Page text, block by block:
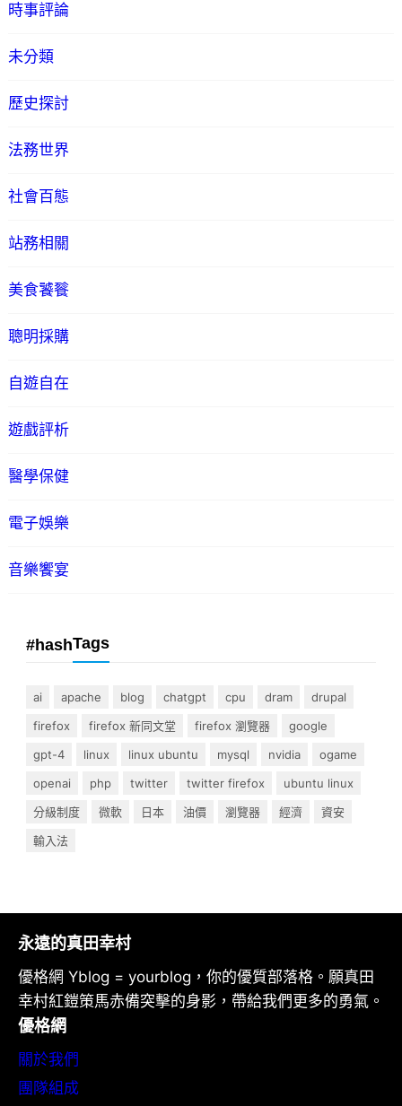
時事評論
未分類
歷史探討
法務世界
社會百態
站務相關
美食饕餮
聰明採購
自遊自在
遊戲評析
醫學保健
電子娛樂
音樂饗宴
#hashTags
ai apache blog chatgpt cpu dram
drupal
firefox
firefox 新同文堂 firefox 瀏覽器
google
gpt-4
linux linux ubuntu mysql nvidia
ogame
openai
php twitter twitter firefox
ubuntu linux
分級制度
微軟 日本 油價 瀏覽器 經濟
資安
輸入法
永遠的真田幸村
優格網 Yblog = yourblog，你的優質部落格。願真田
幸村紅鎧策馬赤備突擊的身影，帶給我們更多的勇氣。
優格網
關於我們
團隊組成